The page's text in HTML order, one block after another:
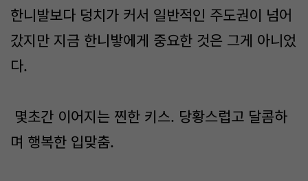
한니발보다 덩치가 커서 일반적인 주도권이 넘어
갔지만 지금 한니밯에게 중요한 것은 그게 아니었
다.
몇초간 이어지는 찐한 키스. 당황스럽고 달콤하
며 행복한 입맞춤.